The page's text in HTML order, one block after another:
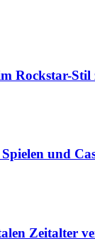
Rockstar-Stil
und
Zeitalter